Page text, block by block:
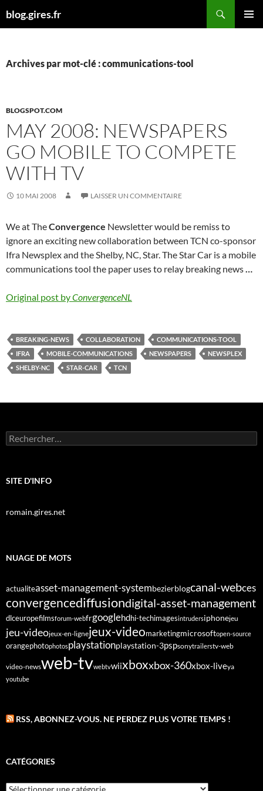
aublog.gires.fr
Archives par mot-clé : communications-tool
BLOGSPOT.COM
MAY 2008: NEWSPAPERS
GO MOBILE TO COMPETE
WITH TV
10 MAI 2008 LAISSER UN COMMENTAIRE
We at TheConvergence Newsletter would be remiss to
ignore an exciting new collaboration between TCN co-sponsor
Ifra Newsplex and the Shelby, NC, Star. The Star Car is a mobile
communications tool the paper uses to relay breaking news…
Original post byConvergenceNL
BREAKING-NEWS COLLABORATION
COMMUNICATIONS-TOOL
IFRA
MOBILE-COMMUNICATIONS NEWSPAPERS
NEWSPLEX
SHELBY-NC
STAR-CAR TCN
Rechercher :
SITE D'INFO
romain.gires.net
NUAGE DE MOTS
actualiteasset-management-systembezierblogcanal-webces
convergencediffusiondigital-asset-management
dlceuropefilmsforum-webfrgooglehdhi-techimagesintrudersiphonejeu
jeu-videojeux-en-lignejeux-videomarketingmicrosoftopen-source
orangephotophotosplaystationplaystation-3pspsonytrailerstv-web
video-newsweb-tvwebtvwiixboxxbox-360xbox-liveya
youtube
RSS, ABONNEZ-VOUS. NE PERDEZ PLUS VOTRE TEMPS !
CATÉGORIES
Catégories